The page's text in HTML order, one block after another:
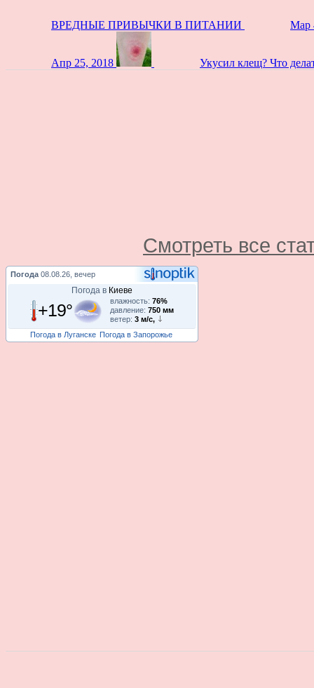
ВРЕДНЫЕ ПРИВЫЧКИ В ПИТАНИИ Мар
Апр 25, 2018 Укусил клещ? Что
Смотреть все
Погода 08.08.26, вечер
Погода в Киеве
+19° влажность: 76%
давление: 750 мм
ветер: 3 м/с,
Погода в Луганске Погода в Запорожье